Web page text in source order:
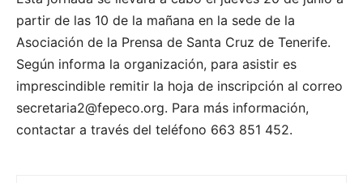
partir de las 10 de la mañana en la sede de la
Asociación de la Prensa de Santa Cruz de Tenerife.
Según informa la organización, para asistir es
imprescindible remitir la hoja de inscripción al correo
secretaria2@fepeco.org. Para más información,
contactar a través del teléfono 663 851 452.